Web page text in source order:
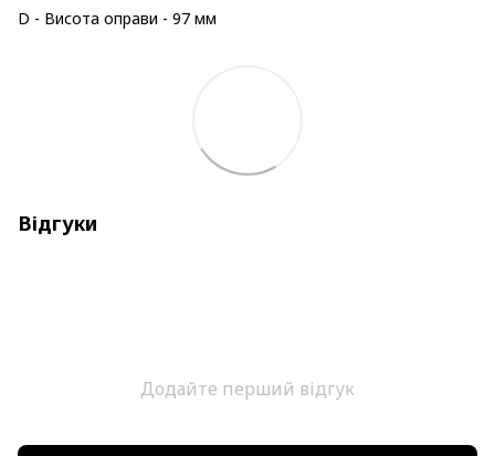
D - Висота оправи - 97 мм
Відгуки
Додайте перший відгук